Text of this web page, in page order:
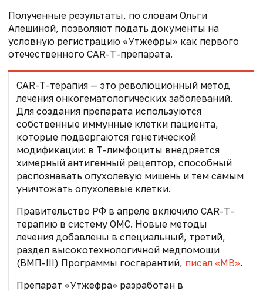
Полученные результаты, по словам Ольги
Алешиной, позволяют подать документы на
условную регистрацию «Утжефры» как первого
отечественного CAR-T-препарата.
CAR-T-терапия — это революционный метод
лечения онкогематологических заболеваний.
Для создания препарата используются
собственные иммунные клетки пациента,
которые подвергаются генетической
модификации: в Т-лимфоциты внедряется
химерный антигенный рецептор, способный
распознавать опухолевую мишень и тем самым
уничтожать опухолевые клетки.
Правительство РФ в апреле включило CAR-T-
терапию в систему ОМС. Новые методы
лечения добавлены в специальный, третий,
раздел высокотехнологичной медпомощи
(ВМП-III) Программы госгарантий, писал «МВ».
Препарат «Утжефра» разработан в